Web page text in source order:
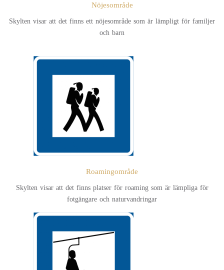
Nöjesområde
Skylten visar att det finns ett nöjesområde som är lämpligt för familjer
och barn
Roamingområde
Skylten visar att det finns platser för roaming som är lämpliga för
fotgängare och naturvandringar